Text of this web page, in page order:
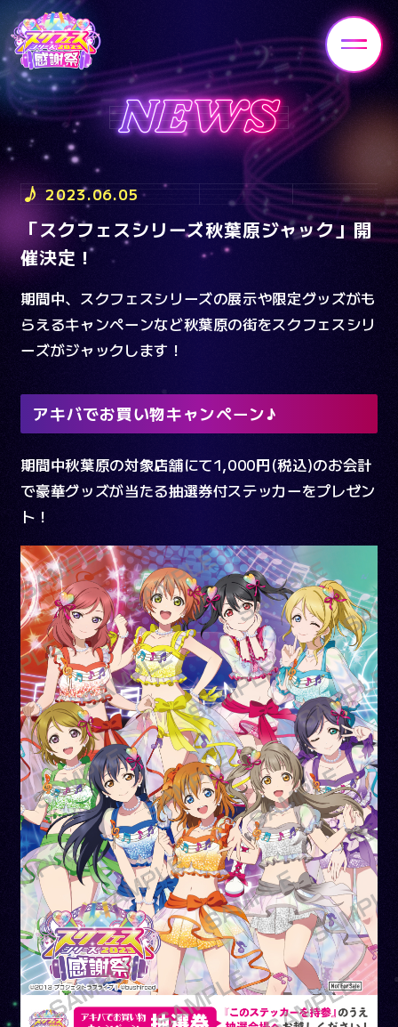
HOME NEWS
ENTRANCE STAGE
GOODS ATTRACTION
FAQ
スクスタ公式Twitter
2023.06.05
「スクフェスシリーズ秋葉原ジャック」開
催決定！
期間中、スクフェスシリーズの展示や限定グッズがも
らえるキャンペーンなど秋葉原の街をスクフェスシリ
ーズがジャックします！
アキバでお買い物キャンペーン♪
期間中秋葉原の対象店舗にて1,000円(税込)のお会計
で豪華グッズが当たる抽選券付ステッカーをプレゼン
ト！